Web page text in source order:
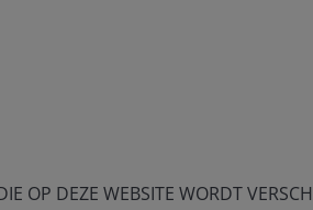
OP DEZE WEBSITE WORDT